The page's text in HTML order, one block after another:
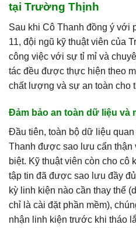
tại Trường Thịnh
Sau khi Cô Thanh đồng ý với
11, đội ngũ kỹ thuật viên của
công việc với sự tỉ mỉ và
tác đều được thực hiện theo
chất lượng và sự an toàn cho
Đảm bảo an toàn dữ liệu và
Đầu tiên, toàn bộ dữ liệu
Thanh được sao lưu cẩn thận
biệt. Kỹ thuật viên còn cho cô
tập tin đã được sao lưu đầy
kỳ linh kiện nào cần thay thế
chỉ là cài đặt phần mềm),
nhận linh kiện trước khi tháo